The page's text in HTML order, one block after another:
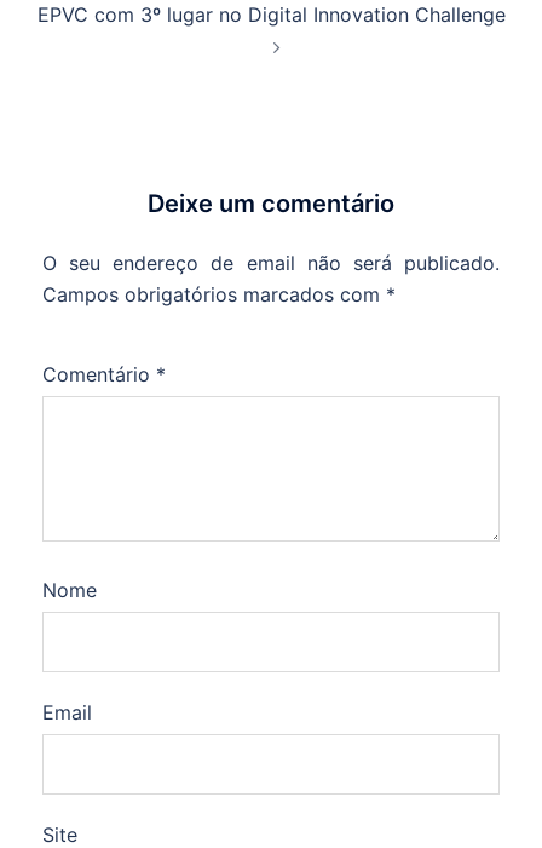
EPVC com 3º lugar no Digital Innovation Challenge
Deixe um comentário
O seu endereço de email não será publicado.
Campos obrigatórios marcados com *
Comentário *
Nome
Email
Site